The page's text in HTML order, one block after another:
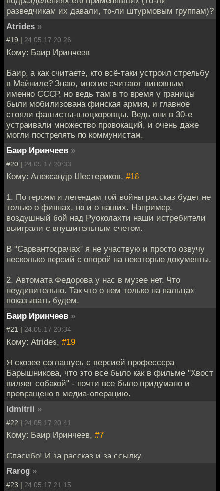
разведчикам их давали, то-ли штурмовым группам)?
Atrides »
#19 | 24.05.17 20:26
Кому: Баир Иринчеев
Баир, а как считаете, кто всё-таки устроил стрельбу
в Майниле? Знаю, многие считают виновным
именно СССР, но ведь там в то время у границы
были мобилизована финская армия, и главное
стояли фашисты-шюцкоровцы. Ведь они в 30-е
устраивали множество провокаций, и очень даже
могли пострелять по коммунистам.
Баир Иринчеев »
#20 | 24.05.17 20:33
Кому: Александр Шестериков, #18
1. По героям и легендам той войны рассказ будет не
только о финнах, но и о наших. Например,
воздушный бой над Руоколахти наши истребители
выиграли с внушительным счетом.
В "Сарвантосрачах" я не участвую и просто озвучу
несколько версий с опорой на некоторые документы.
2. Автомата Федорова у нас в музее нет. Что
неудивительно. Так что о нем только на пальцах
показывать будем.
Баир Иринчеев »
#21 | 24.05.17 20:34
Кому: Atrides, #19
Я скорее соглашусь с версией профессора
Барышникова, что это все было как в фильме "Хвост
виляет собакой" - почти все было придумано и
превращено в медиа-операцию.
ldmitrii »
#22 | 24.05.17 20:41
Кому: Баир Иринчеев, #7
Спасибо! И за рассказ и за ссылку.
Rarog »
#23 | 24.05.17 21:15